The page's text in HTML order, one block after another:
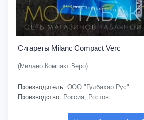
Сигареты Milano Compact Vero
(Милано Компакт Веро)
Производитель: ООО "Гулбахар Рус"
Производство: Россия, Ростов